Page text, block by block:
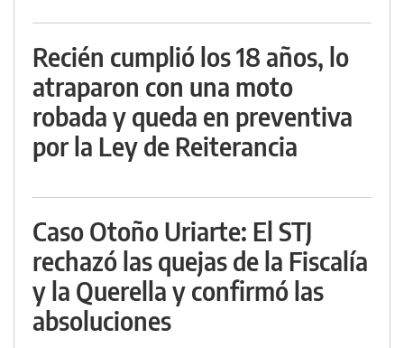
Recién cumplió los 18 años, lo
atraparon con una moto
robada y queda en preventiva
por la Ley de Reiterancia
Caso Otoño Uriarte: El STJ
rechazó las quejas de la Fiscalía
y la Querella y confirmó las
absoluciones